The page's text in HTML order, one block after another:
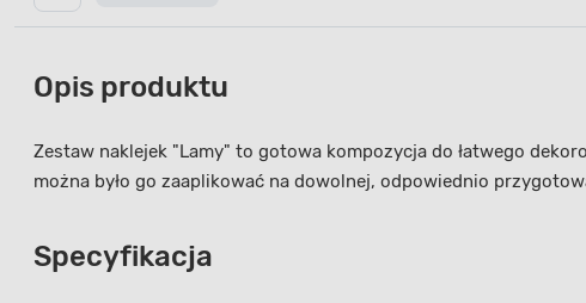
Opis produktu
Zestaw naklejek "Lamy" to gotowa kompozycja do łatwego
można było go zaaplikować na dowolnej, odpowiednio
Specyfikacja